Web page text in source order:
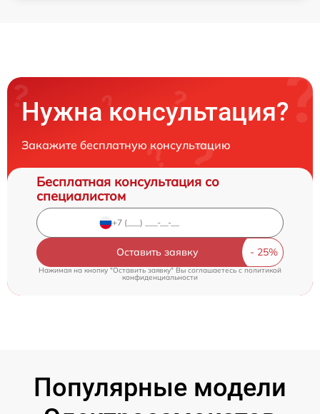
Нужна консультация?
Закажите бесплатную консультацию
Бесплатная консультация со
специалистом
Оставить заявку
Нажимая на кнопку "Оставить заявку" Вы соглашаетесь cполитикой
конфиденциальности
Популярные модели